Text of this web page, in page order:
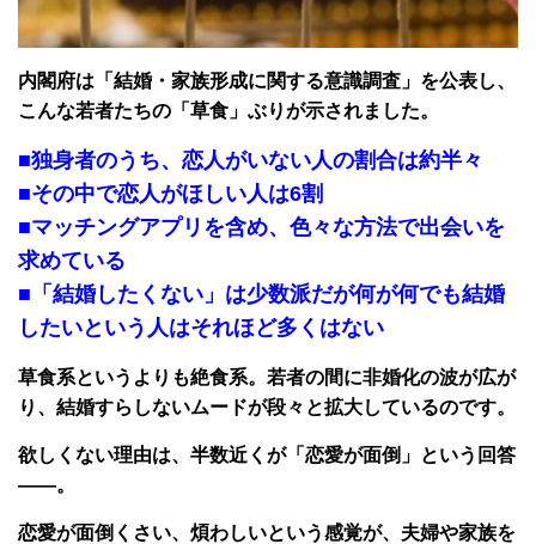
内閣府は「結婚・家族形成に関する意識調査」を公表し、
こんな若者たちの「草食」ぶりが示されました。
■独身者のうち、恋人がいない人の割合は約半々
■その中で恋人がほしい人は6割
■マッチングアプリを含め、色々な方法で出会いを
求めている
■「結婚したくない」は少数派だが何が何でも結婚
したいという人はそれほど多くはない
草食系というよりも絶食系。若者の間に非婚化の波が広が
り、結婚すらしないムードが段々と拡大しているのです。
欲しくない理由は、半数近くが「恋愛が面倒」という回答
――。
恋愛が面倒くさい、煩わしいという感覚が、夫婦や家族を